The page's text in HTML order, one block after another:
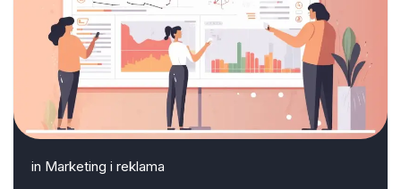
in Marketing i reklama